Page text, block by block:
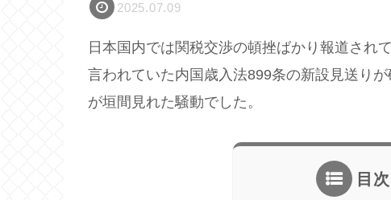
2025.07.09
日本国内では関税交渉の頓挫ばかり報道され
言われていた内国歳入法899条の新設見送り
が垣間見れた騒動でした。
目次